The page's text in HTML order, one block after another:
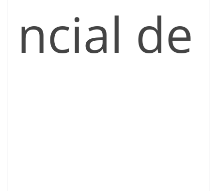
ncial de